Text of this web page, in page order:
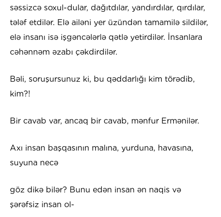
səssizcə soxul-dular, dağıtdılar, yandırdılar, qırdılar,
tələf etdilər. Elə ailəni yer üzündən tamamilə sildilər,
elə insanı isə işgəncələrlə qətlə yetirdilər. İnsanlara
cəhənnəm əzabı çəkdirdilər.
Bəli, soruşursunuz ki, bu qəddarlığı kim törədib,
kim?!
Bir cavab var, ancaq bir cavab, mənfur Ermənilər.
Axı insan başqasının malına, yurduna, havasına,
suyuna necə
göz dikə bilər? Bunu edən insan ən naqis və
şərəfsiz insan ol-